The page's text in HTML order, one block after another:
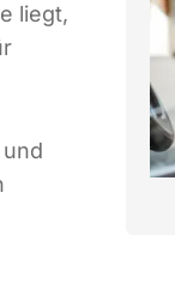
liegt,